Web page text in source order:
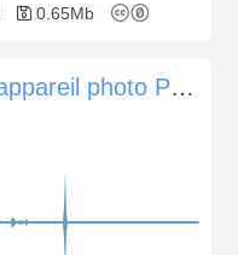
0.65Mb
Obturateur d'un ancien appareil photo Pentax SP1000